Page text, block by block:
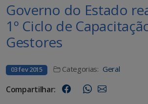
Governo do Estado
1º Ciclo de
Gestores
03 fev 2015 Categorias: Geral
Compartilhar: